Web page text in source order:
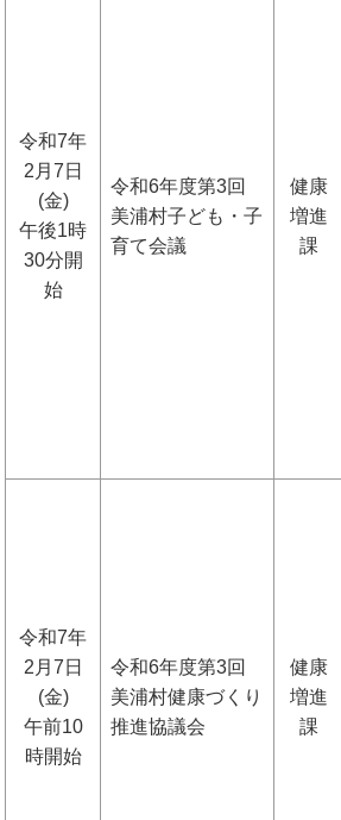
令和7年
2月7日
(金)
午後1時
30分開
始
令和6年度第3回
美浦村子ども・子
育て会議
健康
増進
課
令和7年
2月7日
(金)
午前10
時開始
令和6年度第3回
美浦村健康づくり
推進協議会
健康
増進
課